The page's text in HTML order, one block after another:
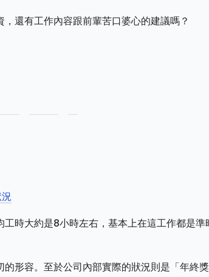
還有工作內容跟前輩苦口婆心的建議嗎？
時大約是8小時左右，基本上在這工作都是準
形容。至於公司內部實際的狀況則是「年終獎